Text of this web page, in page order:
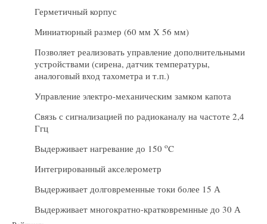
Герметичный корпус
Миниатюрный размер (60 мм Х 56 мм)
Позволяет реализовать управление дополнительными
устройствами (сирена, датчик температуры,
аналоговый вход тахометра и т.п.)
Управление электро-механическим замком капота
Связь с сигнализацией по радиоканалу на частоте 2,4
Ггц
Выдерживает нагревание до 150 oC
Интегрированный акселерометр
Выдерживает долговременные токи более 15 А
Выдерживает многократно-кратковремнные до 30 А